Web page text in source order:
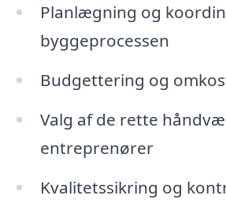
Planlægning og
byggeprocessen
Budgettering og
Valg af de rette
entreprenører
Kvalitetssikring og